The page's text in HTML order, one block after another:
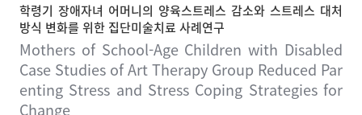
학령기 장애자녀 어머니의 양육스트레스 감소와 스트레스 대처
방식 변화를 위한 집단미술치료 사례연구
Mothers of School-Age Children with Disabled
Case Studies of Art Therapy Group Reduced Par
enting Stress and Stress Coping Strategies for
Change